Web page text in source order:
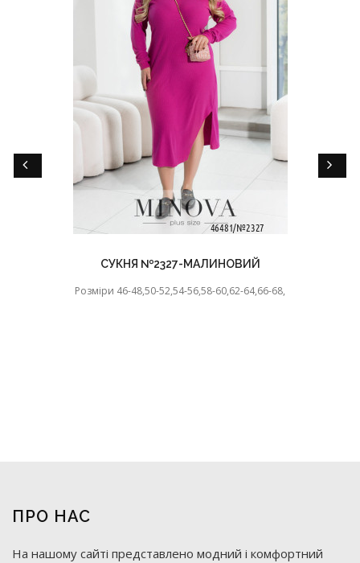
СУКНЯ №2327-МАЛИНОВИЙ
Розміри 46-48,50-52,54-56,58-60,62-64,66-68,
ПРО НАС
На нашому сайті представлено модний і комфортний